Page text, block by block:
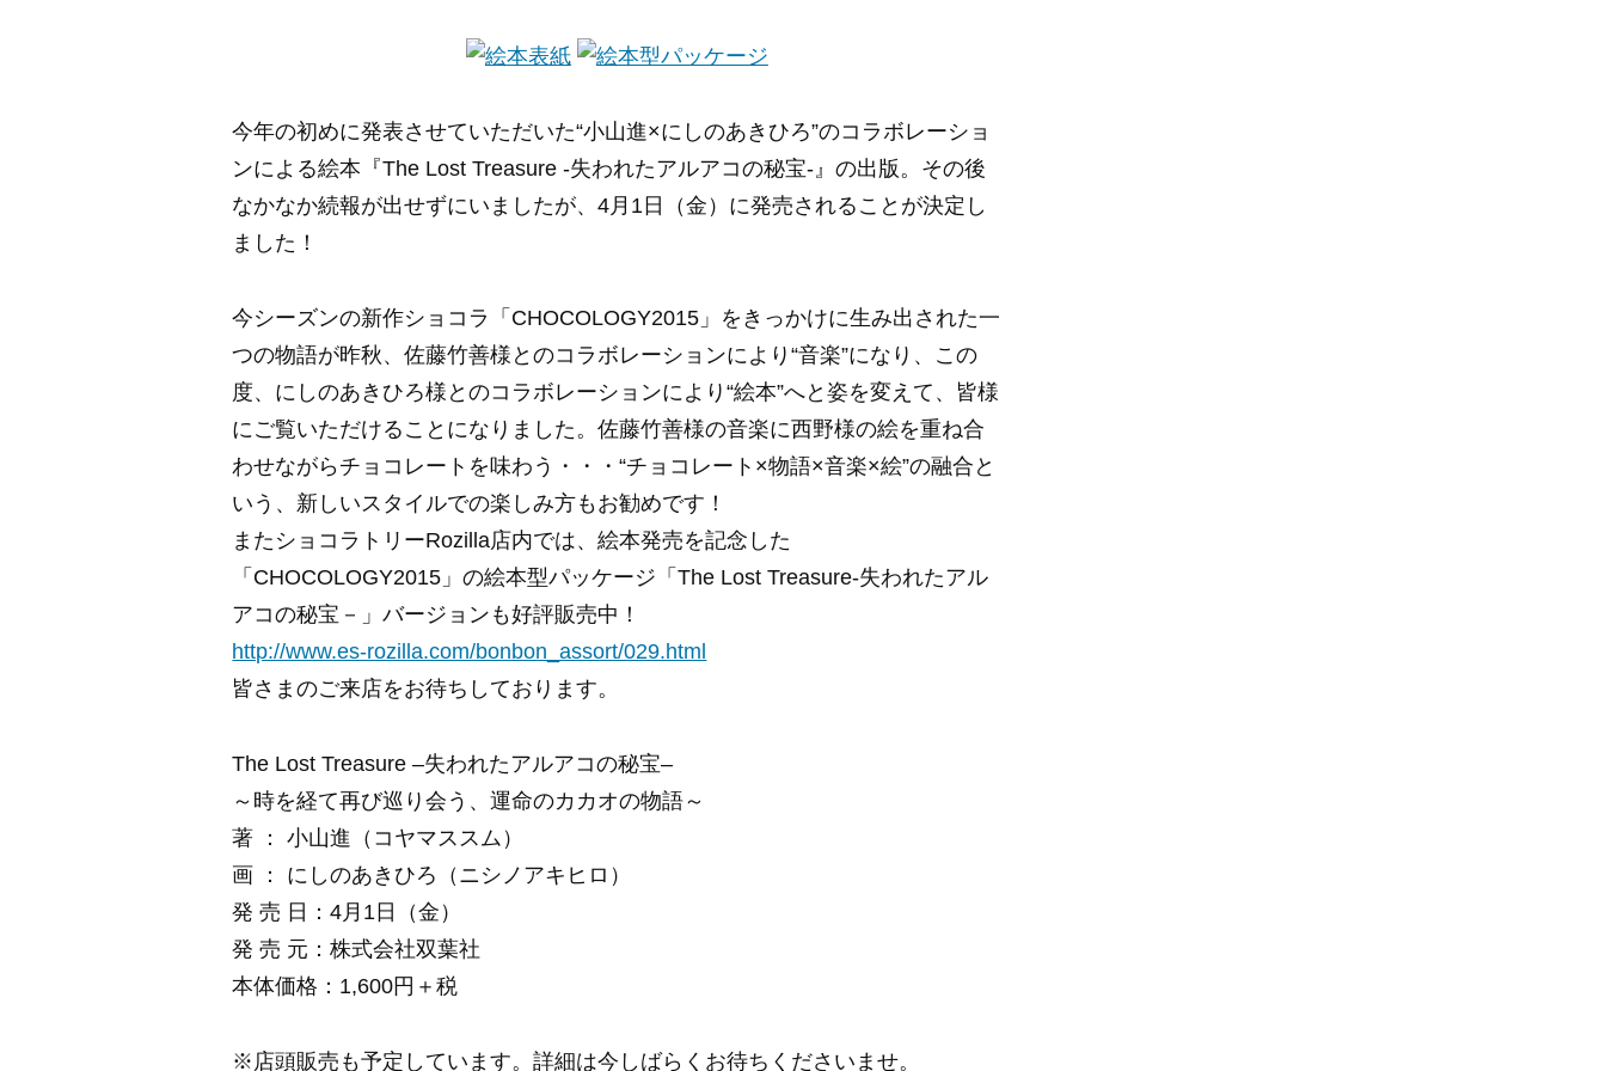
今年の初めに発表させていただいた“小山進×にしのあきひろ”のコラボレーショ
ンによる絵本 『The Lost Treasure -失われたアルアコの秘宝-』の出版。その後
なかなか続報が出せずにいましたが、4月1日（金）に発売されることが決定し
ました！
今シーズンの新作ショコラ「 CHOCOLOGY2015 」をきっかけに生み出された一
つの物語が昨秋、佐藤竹善様とのコラボレーションにより“音楽”になり、この
度、にしのあきひろ様とのコラボレーションにより“絵本”へと姿を変えて、皆様
にご覧いただけることになりました。佐藤竹善様の音楽に西野様の絵を重ね合
わせながらチョコレートを味わう・・・“チョコレート ×物語×音楽×絵”の融合と
いう、新しいスタイルでの楽しみ方もお勧めです！
またショコラトリーRozilla店内では、絵本発売を記念した
「CHOCOLOGY2015」の絵本型パッケージ「The Lost Treasure-失われたアル
アコの秘宝－」バージョンも好評販売中！
http://www.es-rozilla.com/bonbon_assort/029.html
皆さまのご来店をお待ちしております。
The Lost Treasure–失われたアルアコの秘宝–
～時を経て再び巡り会う、運命のカカオの物語～
著 ： 小山進（コヤマススム）
画 ： にしのあきひろ（ニシノアキヒロ）
発 売 日：4月1日（金）
発 売 元：株式会社双葉社
本体価格：1,600円＋税
※店頭販売も予定しています。詳細は今しばらくお待ちくださいませ。